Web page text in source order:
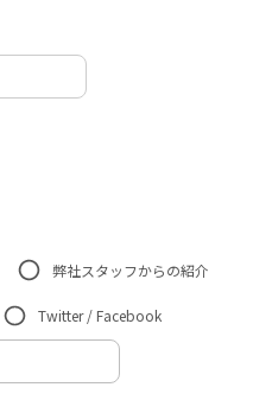
弊社スタッフからの紹介
Twitter / Facebook